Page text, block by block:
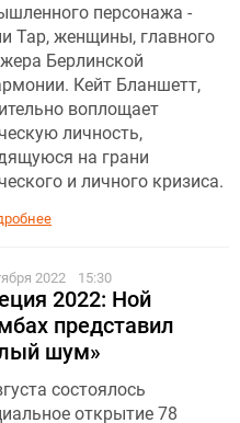
персонажа -
Тар, женщины, главного
Берлинской
Кейт Бланшетт,
воплощает
личность,
на грани
и личного кризиса.
2022 15:30
2022: Ной
представил
шум»
состоялось
открытие 78